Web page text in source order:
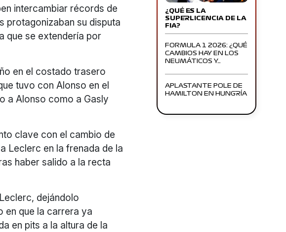
intercambiar récords de
protagonizaban su disputa
que se extendería por
en el costado trasero
tuvo con Alonso en el
a Alonso como a Gasly
clave con el cambio de
Leclerc en la frenada de la
haber salido a la recta
dejándolo
en que la carrera ya
en pits a la altura de la
¿QUÉ ES LA
SUPERLICENCIA DE LA
FIA?
FORMULA 1 2026: ¿QUÉ
CAMBIOS HAY EN LOS
NEUMÁTICOS Y…
APLASTANTE POLE DE
HAMILTON EN HUNGRÍA